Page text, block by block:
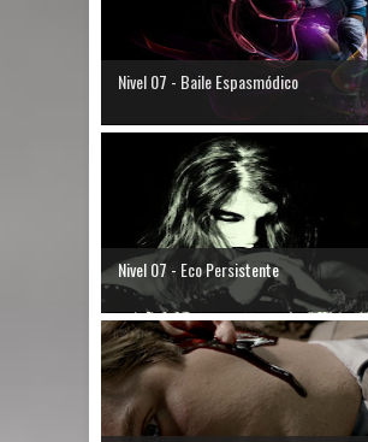
Nivel 07 - Baile Espasmódico
Nivel 07 - Eco Persistente